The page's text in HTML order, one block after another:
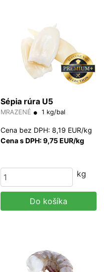
Sépia rúra U5
MRAZENÉ 1 kg/bal
Cena bez DPH: 8,19 EUR/kg
Cena s DPH: 9,75 EUR/kg
kg
Do košíka